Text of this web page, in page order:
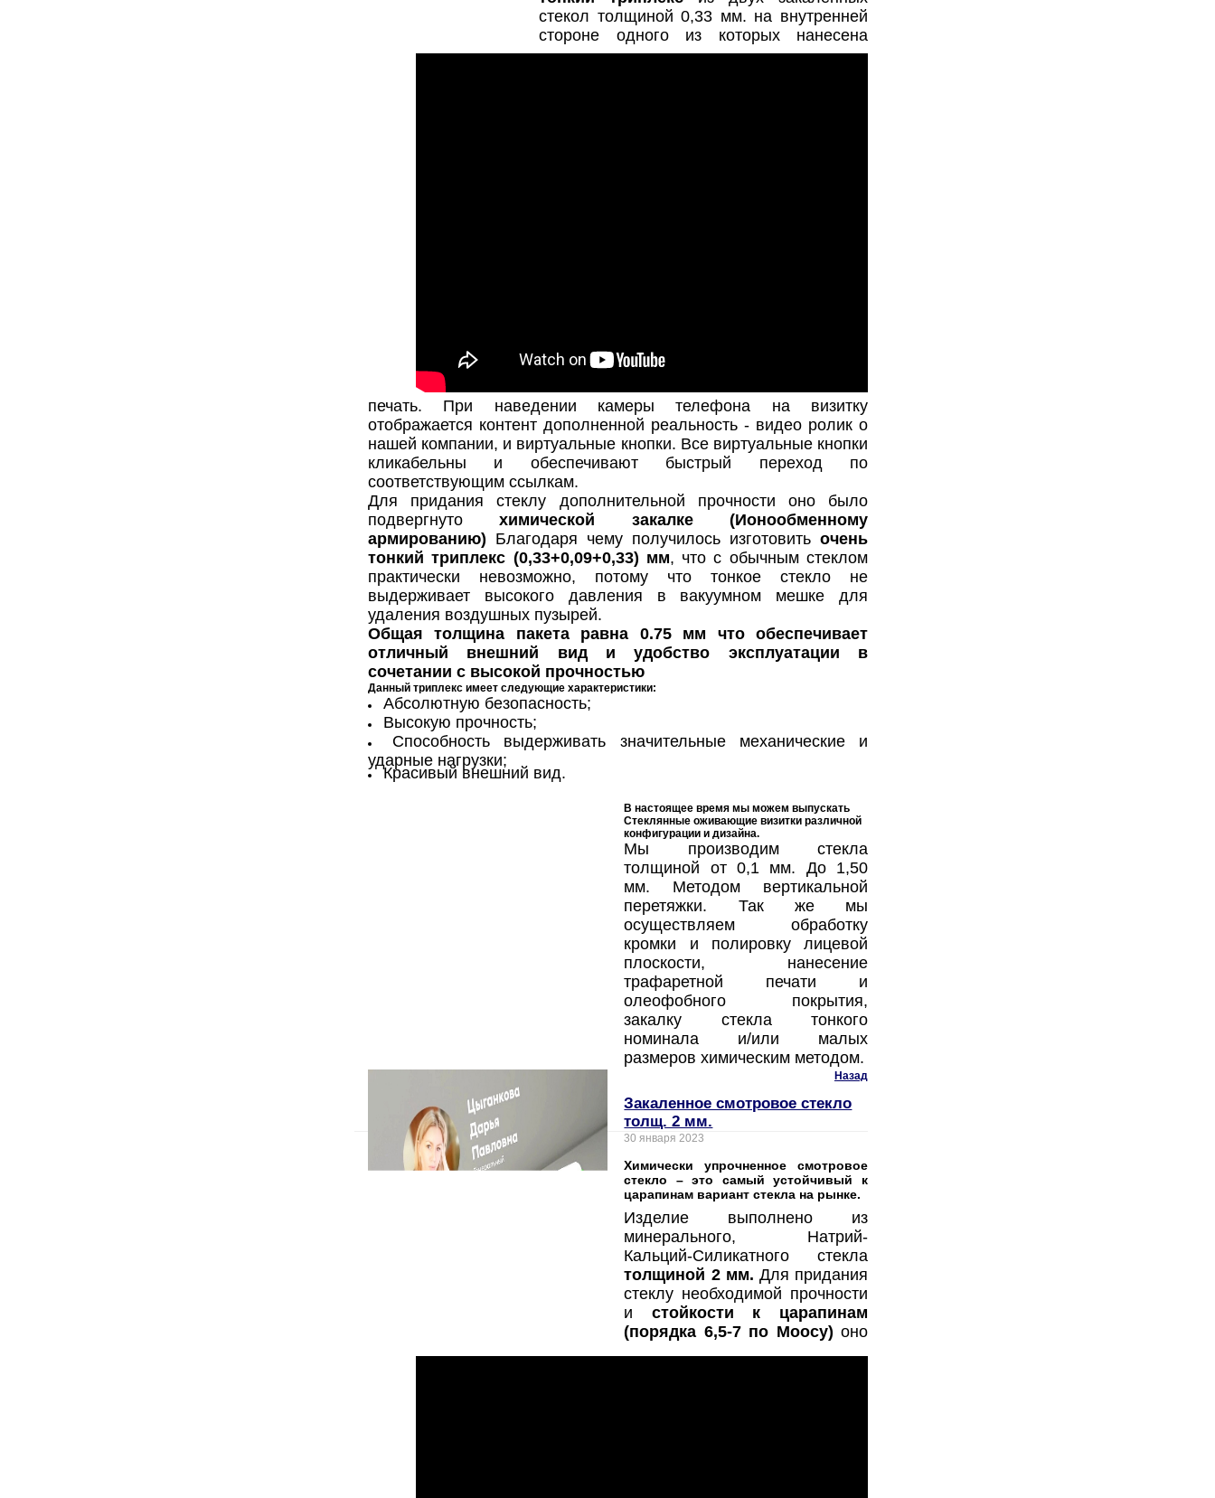
стекол толщиной 0,33 мм. на внутренней
стороне одного из которых нанесена
печать. При наведении камеры телефона на визитку
отображается контент дополненной реальность - видео ролик о
нашей компании, и виртуальные кнопки. Все виртуальные кнопки
кликабельны и обеспечивают быстрый переход по
соответствующим ссылкам.
Для придания стеклу дополнительной прочности оно было
подвергнутохимической закалке (Ионообменному
армированию) Благодаря чему получилось изготовить очень
тонкий триплекс (0,33+0,09+0,33) мм, что с обычным стеклом
практически невозможно, потому что тонкое стекло не
выдерживает высокого давления в вакуумном мешке для
удаления воздушных пузырей.
Общая толщина пакета равна 0.75 мм что обеспечивает
отличный внешний вид и удобство эксплуатации в
сочетании с высокой прочностью
Данный триплекс имеет следующие характеристики:
Абсолютную безопасность;
Высокую прочность;
Способность выдерживать значительные механические и
ударные нагрузки;
Красивый внешний вид.
В настоящее время мы можем выпускать
Стеклянные оживающие визитки различной
конфигурации и дизайна.
Мы производим стекла
толщиной от 0,1 мм. До 1,50
мм. Методом вертикальной
перетяжки. Так же мы
осуществляем обработку
кромки и полировку лицевой
плоскости, нанесение
трафаретной печати и
олеофобного покрытия,
закалку стекла тонкого
номинала и/или малых
размеров химическим методом.
Назад
Закаленное смотровое стекло
толщ. 2 мм.
30 января 2023
Химически упрочненное смотровое
стекло – это самый устойчивый к
царапинам вариант стекла на рынке.
Изделие выполнено из
минерального, Натрий-
Кальций-Силикатного стекла
толщиной 2 мм. Для придания
стеклу необходимой прочности
и стойкости к царапинам
(порядка 6,5-7 по Моосу) оно